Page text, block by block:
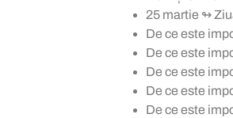
25 martie ↬
De ce este
De ce este
De ce este
De ce este
De ce este